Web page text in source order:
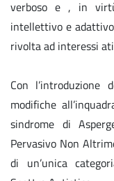
verboso e , in
intellettivo e
rivolta ad interessi
Con
modifiche
sindrome di
Pervasivo Non
di un’unica